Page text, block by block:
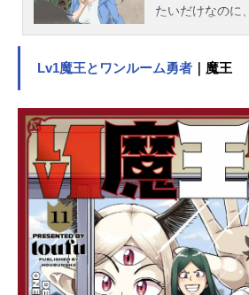
たいだけなのに
らかわれ……。
に！騒がしい日
ど、でも、一緒
だか退屈しなく
り、二人のほう
よ！」生意気な
い“ウザカワ系”
ラブコメ、つい
宇崎ちゃんは遊
アニメスケジュ
（金）～2022年
Lv1魔王とワンルーム勇者 ｜魔王